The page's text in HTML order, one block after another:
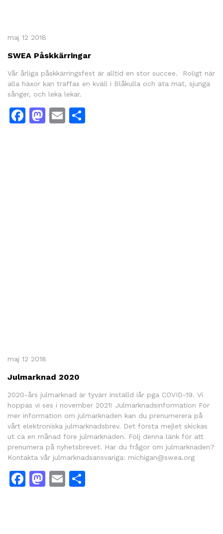
maj 12 2018
SWEA Påskkärringar
Vår årliga påskkärringsfest är alltid en stor succee. Roligt när
alla häxor kan träffas en kväll i Blåkulla och äta mat, sjunga
sånger, och leka lekar.
Facebook
Mastodon
Email
maj 12 2018
Julmarknad 2020
2020-års julmarknad är tyvärr inställd iår pga COVID-19. Vi
hoppas vi ses i november 2021! Julmarknadsinformation För
mer information om julmarknaden kan du prenumerera på
vårt elektroniska julmarknadsbrev. Det första mejlet skickas
ut ca en månad före julmarknaden. Följ denna länk för att
prenumera på nyhetsbrevet. Har du frågor om julmarknaden?
Kontakta vår julmarknadsansvariga: michigan@swea.org
Facebook
Mastodon
Email